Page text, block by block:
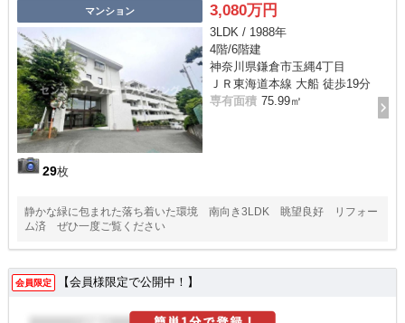
マンション
29枚
3,080万円
3LDK / 1988年
4階/6階建
神奈川県鎌倉市玉縄4丁目
ＪＲ東海道本線 大船 徒歩19分
専有面積 75.99㎡
静かな緑に包まれた落ち着いた環境 南向き3LDK 眺望良好 リフォー
ム済 ぜひ一度ご覧ください
会員限定 【会員様限定で公開中！】